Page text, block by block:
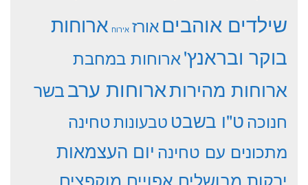
שילדים אוהביםאורז אירוח ארוחות
בוקר ובראנץ'ארוחות במחבת
ארוחות מהירותארוחות ערבבשר
חנוכהט"ו בשבט טבעונותטחינה
מתכונים עם טחינה יום העצמאות
ירקות מבושלים אפויים מוקפצים